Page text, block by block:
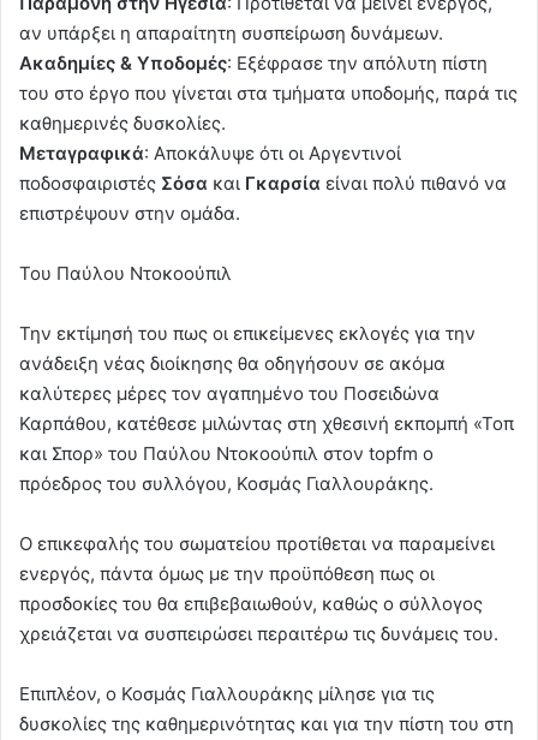
αν υπάρξει η απαραίτητη συσπείρωση δυνάμεων.
Ακαδημίες & Υποδομές: Εξέφρασε την απόλυτη πίστη
του στο έργο που γίνεται στα τμήματα υποδομής, παρά τις
καθημερινές δυσκολίες.
Μεταγραφικά: Αποκάλυψε ότι οι Αργεντινοί
ποδοσφαιριστές Σόσα και Γκαρσία είναι πολύ πιθανό να
επιστρέψουν στην ομάδα.
Του Παύλου Ντοκοούπιλ
Την εκτίμησή του πως οι επικείμενες εκλογές για την
ανάδειξη νέας διοίκησης θα οδηγήσουν σε ακόμα
καλύτερες μέρες τον αγαπημένο του Ποσειδώνα
Καρπάθου, κατέθεσε μιλώντας στη χθεσινή εκπομπή «Τοπ
και Σπορ» του Παύλου Ντοκοούπιλ στον topfm ο
πρόεδρος του συλλόγου, Κοσμάς Γιαλλουράκης.
Ο επικεφαλής του σωματείου προτίθεται να παραμείνει
ενεργός, πάντα όμως με την προϋπόθεση πως οι
προσδοκίες του θα επιβεβαιωθούν, καθώς ο σύλλογος
χρειάζεται να συσπειρώσει περαιτέρω τις δυνάμεις του.
Επιπλέον, ο Κοσμάς Γιαλλουράκης μίλησε για τις
δυσκολίες της καθημερινότητας και για την πίστη του στη